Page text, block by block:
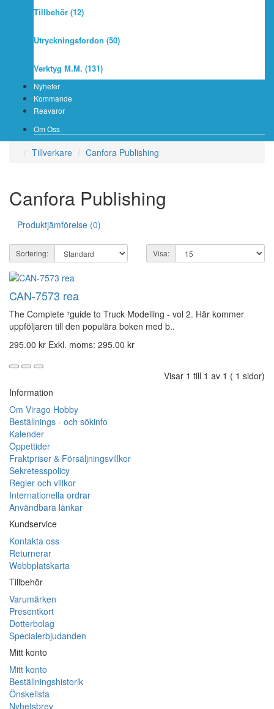
Tillbehör (12)
Utryckningsfordon (50)
Verktyg M.m. (131)
Nyheter
Kommande
Reavaror
Om Oss
Tillverkare Canfora Publishing
Canfora Publishing
Produktjämförelse (0)
Sortering: Visa:
CAN-7573 rea
The Complete ⁷guide to Truck Modelling - vol 2. Här kommer
uppföljaren till den populära boken med b..
295.00 kr Exkl. moms: 295.00 kr
Visar 1 till 1 av 1 ( 1 sidor)
Information
Om Virago Hobby
Beställnings - och sökinfo
Kalender
Öppettider
Fraktpriser & Försäljningsvillkor
Sekretesspolicy
Regler och villkor
Internationella ordrar
Användbara länkar
Kundservice
Kontakta oss
Returnerar
Webbplatskarta
Tillbehör
Varumärken
Presentkort
Dotterbolag
Specialerbjudanden
Mitt konto
Mitt konto
Beställningshistorik
Önskelista
Nyhetsbrev